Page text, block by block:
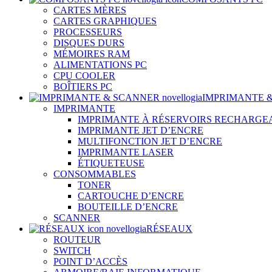
CARTES MÈRES
CARTES GRAPHIQUES
PROCESSEURS
DISQUES DURS
MÉMOIRES RAM
ALIMENTATIONS PC
CPU COOLER
BOÎTIERS PC
IMPRIMANTE
IMPRIMANTE
IMPRIMANTE À RÉSERVOIRS
IMPRIMANTE JET D’ENCRE
MULTIFONCTION JET D’ENCRE
IMPRIMANTE LASER
ÉTIQUETEUSE
CONSOMMABLES
TONER
CARTOUCHE D’ENCRE
BOUTEILLE D’ENCRE
SCANNER
RÉSEAUX
ROUTEUR
SWITCH
POINT D’ACCÈS